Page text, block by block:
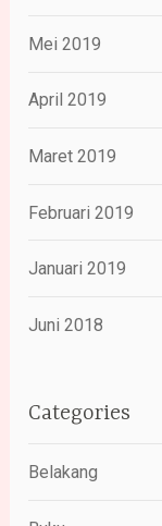
Mei 2019
April 2019
Maret 2019
Februari 2019
Januari 2019
Juni 2018
Categories
Belakang